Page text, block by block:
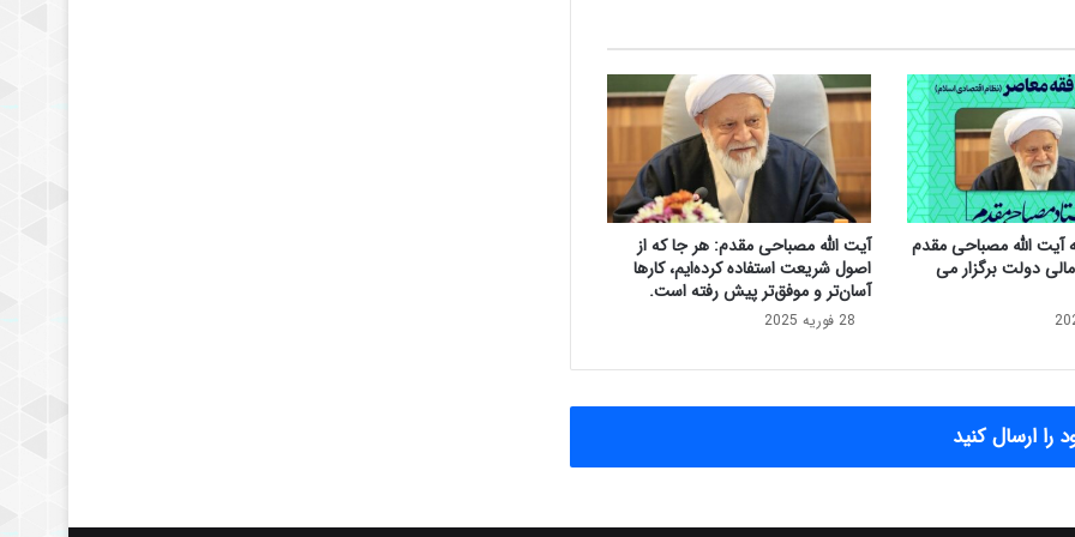
ص
ب
ا
ح
ی
م
ق
د
م
د
د
ر
آ
الله مصباحی مقدم
دولت برگزار می
آیت الله مصباحی مقدم: هر جا که از
اصول شریعت استفاده کرده‌ایم، کارها
آسان‌تر و موفق‌تر پیش رفته است.
28 فوریه 2025
را ارسال کنید